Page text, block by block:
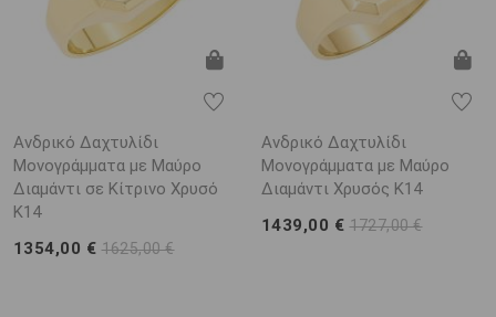
Ανδρικό Δαχτυλίδι
Μονογράμματα με Μαύρο
Διαμάντι σε Κίτρινο Χρυσό
K14
1354,00 € 1625,00 €
Ανδρικό Δαχτυλίδι
Μονογράμματα με Μαύρο
Διαμάντι Χρυσός K14
1439,00 € 1727,00 €